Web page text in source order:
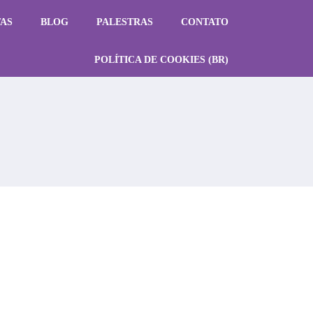
BLOG PALESTRAS CONTATO
POLÍTICA DE COOKIES (BR)